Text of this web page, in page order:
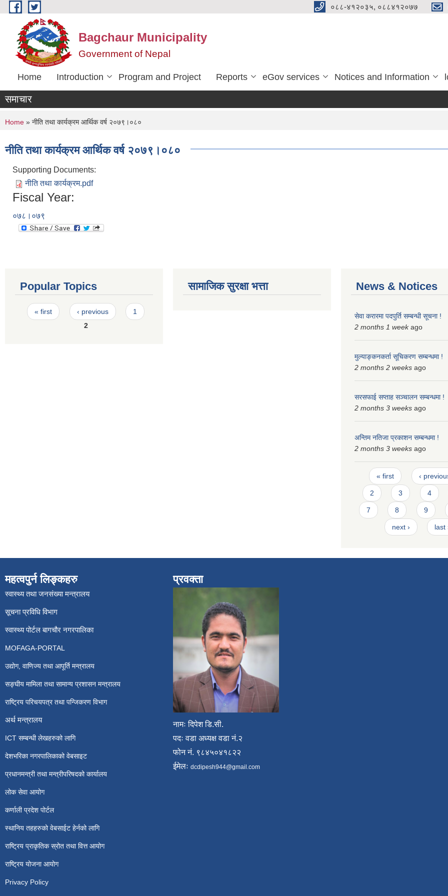
Skip to main content ०८८-४१२०३५, ०८८४१२०७७
Bagchaur Municipality
Government of Nepal
Home Introduction Program and Project Reports eGov services Notices and Information
समाचार
You are here
Home » नीति तथा कार्यक्रम आर्थिक वर्ष २०७९।०८०
नीति तथा कार्यक्रम आर्थिक वर्ष २०७९।०८०
Supporting Documents:
नीति तथा कार्यक्रम.pdf
Fiscal Year:
०७८।०७९
Popular Topics
Pages
« first ‹ previous
1
2
सामाजिक सुरक्षा भत्ता News & Notices
सेवा करारमा पदपुर्ति सम्बन्धी सूचना !
2 months 1 weekago
मुल्याङ्कनकर्ता सूचिकरण सम्बन्धमा !
2 months 2 weeks ago
सरसफाई सप्ताह सञ्चालन सम्बन्धमा !
2 months 3 weeks ago
अन्तिम नतिजा प्रकाशन सम्बन्धमा !
2 months 3 weeks ago
Pages
« first ‹
2 3 4
7 8 9
next › last
महत्वपुर्न लिङ्कहरु
स्वास्थ्य तथा जनसंख्या मन्त्रालय
सूचना प्रविधि विभाग
स्वास्थ्य पोर्टल बागचौर नगरपालिका
MOFAGA-PORTAL
उद्योग, वाणिज्य तथा आपूर्ति मन्त्रालय
सङ्घीय मामिला तथा सामान्य प्रशासन मन्त्रालय
राष्ट्रिय परिचयपत्र तथा पन्जिकरण विभाग
अर्थ मन्त्रालय
ICT सम्बन्धी लेखहरुको लागि
देशभरिका नगरपालिकाको वेबसाइट
प्रधानमन्त्री तथा मन्त्रीपरिषदको कार्यालय
लोक सेवा आयोग
कर्णाली प्रदेश पोर्टल
स्थानिय तहहरुको वेबसाईट हेर्नको लागि
राष्ट्रिय प्राकृतिक स्रोत तथा वित्त आयोग
राष्ट्रिय योजना आयोग
Privacy Policy
प्रवक्ता
नामः दिपेश डि.सी.
पदः वडा अध्यक्ष वडा नं.२
फोन नं. ९८४५०४१८२२
ईमेलः dcdipesh944@gmail.com